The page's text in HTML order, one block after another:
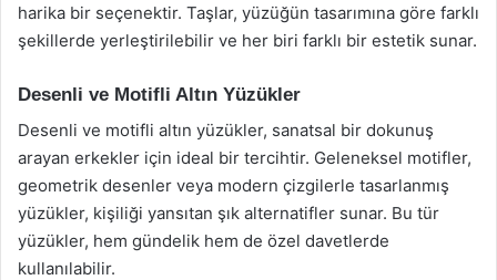
harika bir seçenektir. Taşlar, yüzüğün tasarımına göre farklı
şekillerde yerleştirilebilir ve her biri farklı bir estetik sunar.
Desenli ve Motifli Altın Yüzükler
Desenli ve motifli altın yüzükler, sanatsal bir dokunuş
arayan erkekler için ideal bir tercihtir. Geleneksel motifler,
geometrik desenler veya modern çizgilerle tasarlanmış
yüzükler, kişiliği yansıtan şık alternatifler sunar. Bu tür
yüzükler, hem gündelik hem de özel davetlerde
kullanılabilir.